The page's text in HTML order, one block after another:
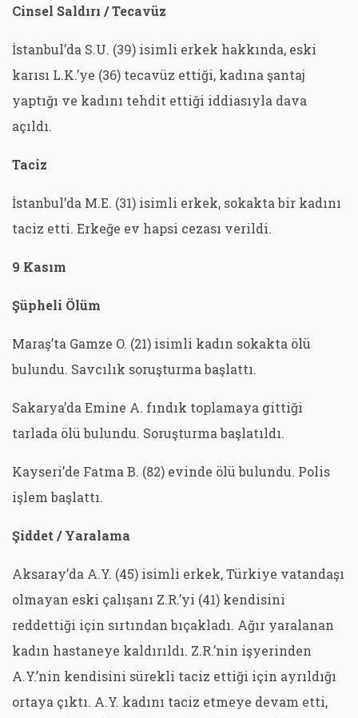
Cinsel Saldırı / Tecavüz
İstanbul’da S.U. (39) isimli erkek hakkında, eski
karısı L.K.’ye (36) tecavüz ettiği, kadına şantaj
yaptığı ve kadını tehdit ettiği iddiasıyla dava
açıldı.
Taciz
İstanbul’da M.E. (31) isimli erkek, sokakta bir kadını
taciz etti. Erkeğe ev hapsi cezası verildi.
9 Kasım
Şüpheli Ölüm
Maraş’ta Gamze O. (21) isimli kadın sokakta ölü
bulundu. Savcılık soruşturma başlattı.
Sakarya’da Emine A. fındık toplamaya gittiği
tarlada ölü bulundu. Soruşturma başlatıldı.
Kayseri’de Fatma B. (82) evinde ölü bulundu. Polis
işlem başlattı.
Şiddet / Yaralama
Aksaray’da A.Y. (45) isimli erkek, Türkiye vatandaşı
olmayan eski çalışanı Z.R.’yi (41) kendisini
reddettiği için sırtından bıçakladı. Ağır yaralanan
kadın hastaneye kaldırıldı. Z.R.’nin işyerinden
A.Y.’nin kendisini sürekli taciz ettiği için ayrıldığı
ortaya çıktı. A.Y. kadını taciz etmeye devam etti,